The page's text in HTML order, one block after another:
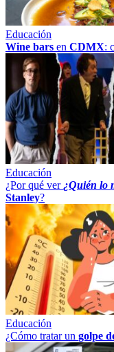
Educación
Wine bars en CDMX:
Educación
¿Por qué ver ¿Quién lo
Stanley?
Educación
¿Cómo tratar un golpe